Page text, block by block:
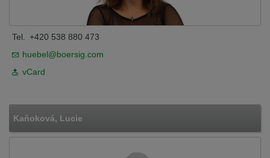
Tel.
+420 538 880 473
huebel@boersig.com
vCard
Kaňoková, Lucie